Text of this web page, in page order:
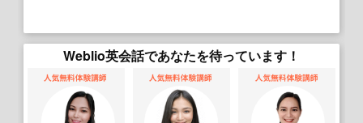
Weblio英会話であなたを待っています！